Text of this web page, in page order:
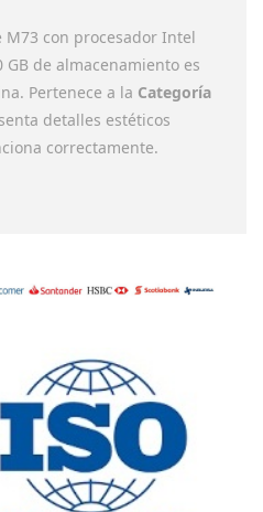
M73 con procesador Intel
GB de almacenamiento es
Pertenece a laCategoría
detalles estéticos
correctamente.